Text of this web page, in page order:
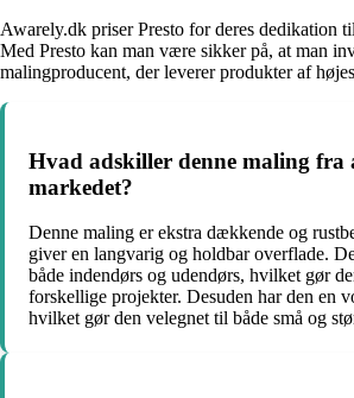
Awarely.dk priser Presto for deres dedikation
Med Presto kan man være sikker på, at man
malingproducent, der leverer produkter af
Hvad adskiller denne maling fra
markedet?
Denne maling er ekstra dækkende og
giver en langvarig og holdbar overflade.
både indendørs og udendørs, hvilket gør
forskellige projekter. Desuden har den en
hvilket gør den velegnet til både små og